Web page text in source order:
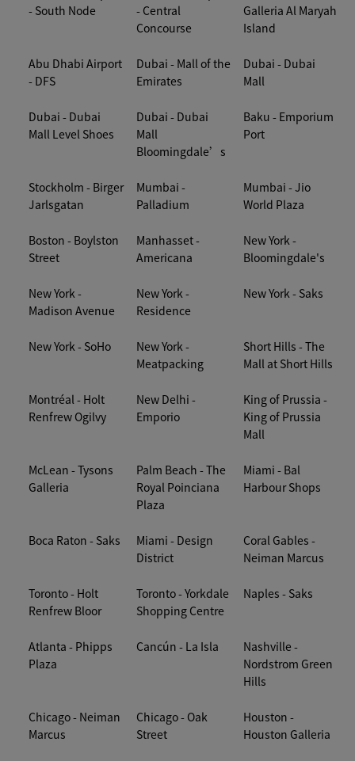
- South Node
- Central
Concourse
Galleria Al Maryah
Island
Abu Dhabi Airport
- DFS
Dubai - Mall of the
Emirates
Dubai - Dubai
Mall
Dubai - Dubai
Mall Level Shoes
Dubai - Dubai
Mall
Bloomingdale’s
Baku - Emporium
Port
Stockholm - Birger
Jarlsgatan
Mumbai -
Palladium
Mumbai - Jio
World Plaza
Boston - Boylston
Street
Manhasset -
Americana
New York -
Bloomingdale's
New York -
Madison Avenue
New York -
Residence
New York - Saks
New York - SoHo
New York -
Meatpacking
Short Hills - The
Mall at Short Hills
Montréal - Holt
Renfrew Ogilvy
New Delhi -
Emporio
King of Prussia -
King of Prussia
Mall
McLean - Tysons
Galleria
Palm Beach - The
Royal Poinciana
Plaza
Miami - Bal
Harbour Shops
Boca Raton - Saks
Miami - Design
District
Coral Gables -
Neiman Marcus
Toronto - Holt
Renfrew Bloor
Toronto - Yorkdale
Shopping Centre
Naples - Saks
Atlanta - Phipps
Plaza
Cancún - La Isla
Nashville -
Nordstrom Green
Hills
Chicago - Neiman
Marcus
Chicago - Oak
Street
Houston -
Houston Galleria